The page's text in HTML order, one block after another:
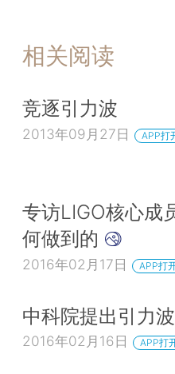
相关阅读
竞逐引力波
2013年09月27日 APP打
专访LIGO核心成
何做到的
2016年02月17日 APP打
中科院提出引力
2016年02月16日 APP打